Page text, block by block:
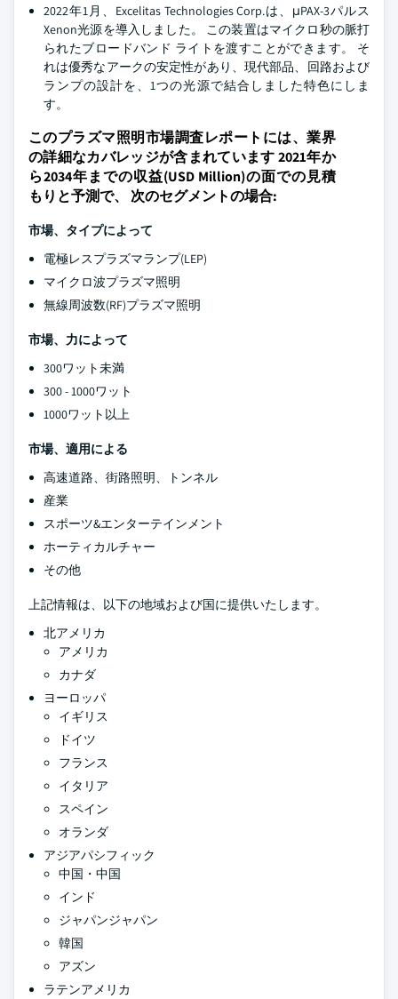
2022年1月、Excelitas Technologies Corp.は、μPAX-3パルス
Xenon光源を導入しました。 この装置はマイクロ秒の脈打
られたブロードバンド ライトを渡すことができます。 そ
れは優秀なアークの安定性があり、現代部品、回路および
ランプの設計を、1つの光源で結合しました特色にしま
す。
このプラズマ照明市場調査レポートには、業界
の詳細なカバレッジが含まれています 2021年か
ら2034年までの収益(USD Million)の面での見積
もりと予測で、 次のセグメントの場合:
市場、タイプによって
電極レスプラズマランプ(LEP)
マイクロ波プラズマ照明
無線周波数(RF)プラズマ照明
市場、力によって
300ワット未満
300 - 1000ワット
1000ワット以上
市場、適用による
高速道路、街路照明、トンネル
産業
スポーツ&エンターテインメント
ホーティカルチャー
その他
上記情報は、以下の地域および国に提供いたします。
北アメリカ
アメリカ
カナダ
ヨーロッパ
イギリス
ドイツ
フランス
イタリア
スペイン
オランダ
アジアパシフィック
中国・中国
インド
ジャパンジャパン
韓国
アズン
ラテンアメリカ